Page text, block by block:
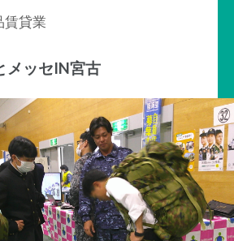
賃貸業
メッセIN宮古